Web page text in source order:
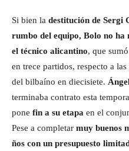
Si bien la destitución de Sergi
rumbo del equipo, Bolo no
el técnico alicantino, que
en trece partidos, respecto a
del bilbaíno en diecisiete.
terminaba contrato esta
pone fin a su etapa en el
Pese a completar muy buenos
ños con un presupuesto